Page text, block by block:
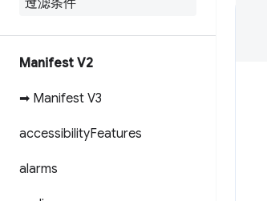
Manifest V2
➡ Manifest V3
accessibilityFeatures
alarms